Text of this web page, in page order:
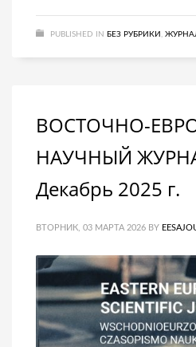
PUBLISHED IN БЕЗ РУБРИКИ ,
ВОСТОЧНО-
НАУЧНЫЙ
Декабрь 2025 г.
ВТОРНИК, 03 МАРТА 2026 BY